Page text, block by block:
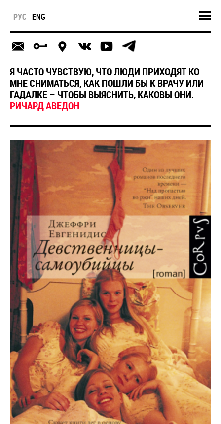
РУС ENG
Я ЧАСТО ЧУВСТВУЮ, ЧТО ЛЮДИ ПРИХОДЯТ КО
МНЕ СНИМАТЬСЯ, КАК ПОШЛИ БЫ К ВРАЧУ ИЛИ
ГАДАЛКЕ – ЧТОБЫ ВЫЯСНИТЬ, КАКОВЫ ОНИ.
РИЧАРД АВЕДОН